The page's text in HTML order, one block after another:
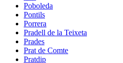
Poboleda
Pontils
Porrera
Pradell de la Teixeta
Prades
Prat de Comte
Pratdip